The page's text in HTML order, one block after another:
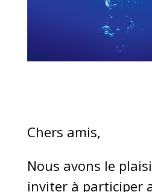
Chers amis,
Nous avons le
inviter à participer